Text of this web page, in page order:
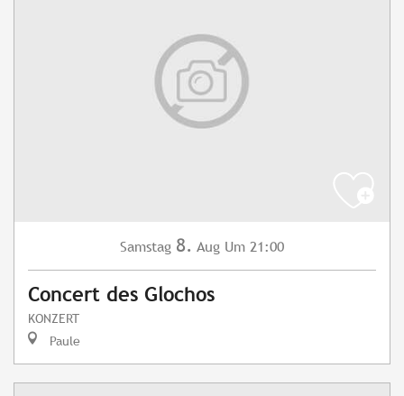
Samstag 8. Aug Um 21:00
Concert des Glochos
KONZERT
Paule